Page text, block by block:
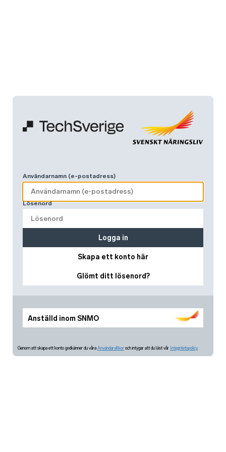
Anställd inom SNMO
Användarnamn (e-postadress)
Lösenord
Skapa ett konto här
Glömt ditt lösenord?
Logga in
Genom att skapa ett konto godkänner du våra Användarvillkor och intygar att du läst vår Integritetspolicy.